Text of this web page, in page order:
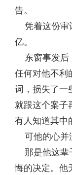
告。
凭着这份审
亿。
东窗事发后
任何对他不利
词，损失了一
就跟这个案子
有人知道其中
可他的心并
那是他这辈
悔的决定。他